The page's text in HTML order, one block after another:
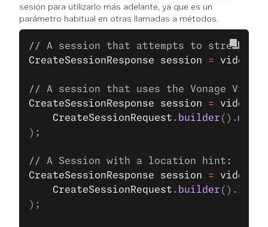
sesión para utilizarlo más adelante, ya que es un
parámetro habitual en otras llamadas a métodos.
// A session that attempts to stream
CreateSessionResponse session =
// A session that uses the Vonage Video
CreateSessionResponse session =
    CreateSessionRequest
. builder ().
);
// A Session with a location hint:
CreateSessionResponse session =
    CreateSessionRequest
. builder ().
);